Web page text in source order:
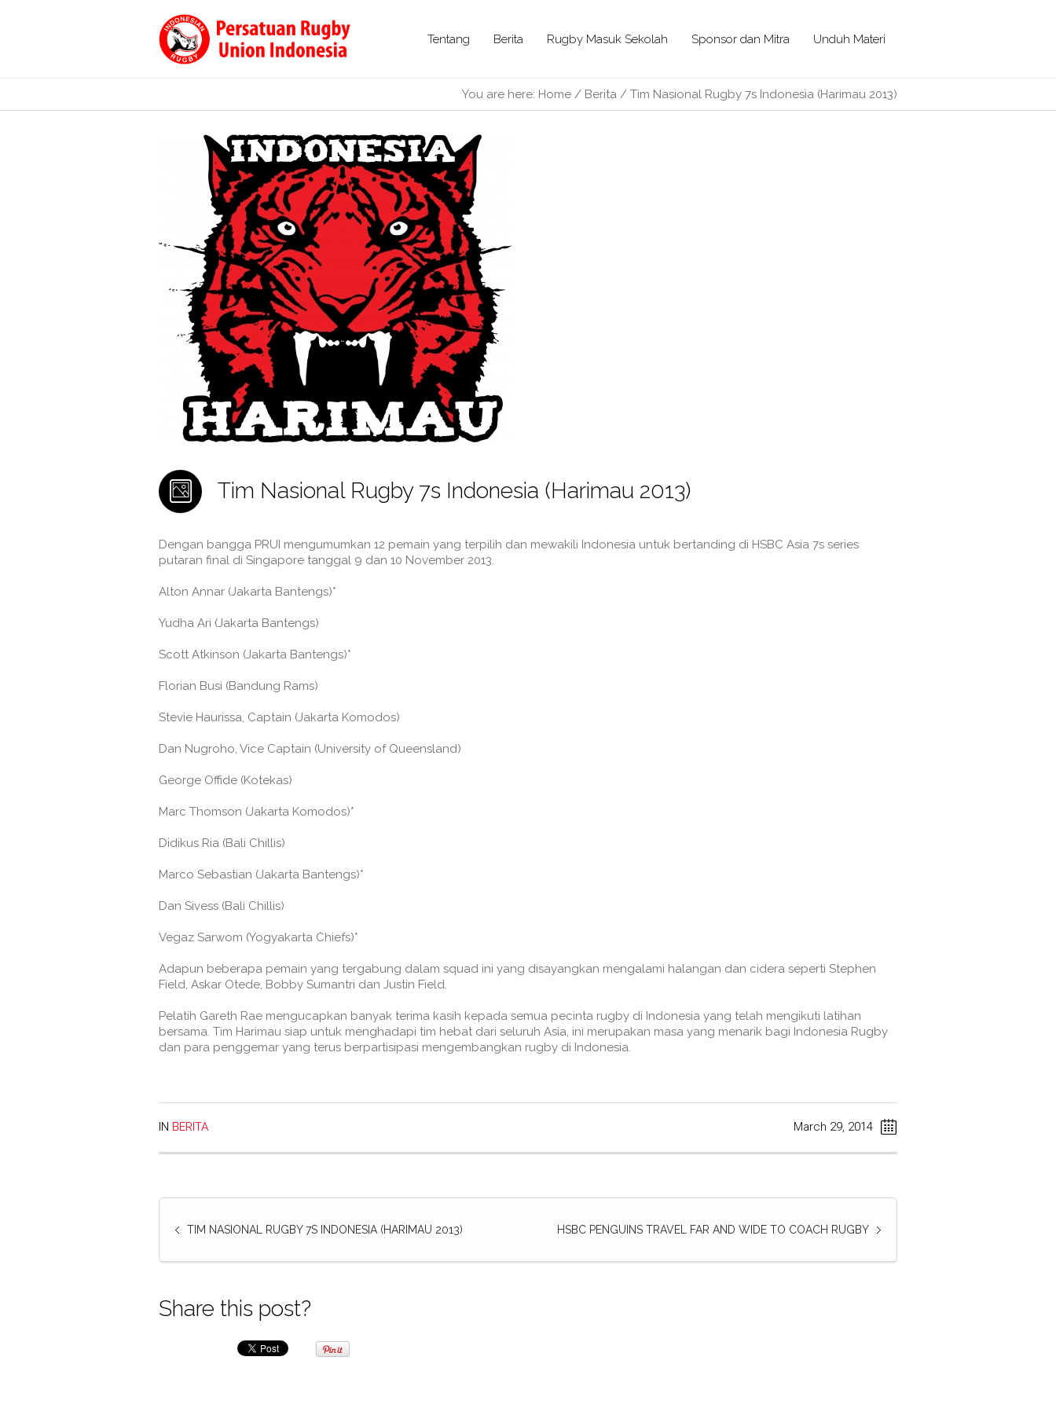
Tentang Berita Rugby Masuk Sekolah Sponsor dan Mitra Unduh Materi
You are here: Home / Berita / Tim Nasional Rugby 7s Indonesia (Harimau 2013)
Tim Nasional Rugby 7s Indonesia (Harimau 2013)
Dengan bangga PRUI mengumumkan 12 pemain yang terpilih dan mewakili Indonesia untuk bertanding di HSBC Asia 7s series
putaran final di Singapore tanggal 9 dan 10 November 2013.
Alton Annar (Jakarta Bantengs)*
Yudha Ari (Jakarta Bantengs)
Scott Atkinson (Jakarta Bantengs)*
Florian Busi (Bandung Rams)
Stevie Haurissa, Captain (Jakarta Komodos)
Dan Nugroho, Vice Captain (University of Queensland)
George Offide (Kotekas)
Marc Thomson (Jakarta Komodos)*
Didikus Ria (Bali Chillis)
Marco Sebastian (Jakarta Bantengs)*
Dan Sivess (Bali Chillis)
Vegaz Sarwom (Yogyakarta Chiefs)*
Adapun beberapa pemain yang tergabung dalam squad ini yang disayangkan mengalami halangan dan cidera seperti Stephen
Field, Askar Otede, Bobby Sumantri dan Justin Field.
Pelatih Gareth Rae mengucapkan banyak terima kasih kepada semua pecinta rugby di Indonesia yang telah mengikuti latihan
bersama. Tim Harimau siap untuk menghadapi tim hebat dari seluruh Asia, ini merupakan masa yang menarik bagi Indonesia Rugby
dan para penggemar yang terus berpartisipasi mengembangkan rugby di Indonesia.
March 29, 2014
IN BERITA
HSBC PENGUINS TRAVEL FAR AND WIDE TO COACH RUGBY
TIM NASIONAL RUGBY 7S INDONESIA (HARIMAU 2013)
Share this post?